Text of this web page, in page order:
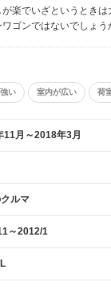
楽でいざというときは
ゴンではないでしょう
い 室内が広い 荷
11月～2018年3月
ルマ
～2012/1